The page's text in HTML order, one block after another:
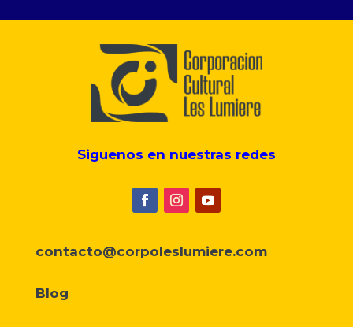
Siguenos en nuestras redes
contacto@corpoleslumiere.com
Blog